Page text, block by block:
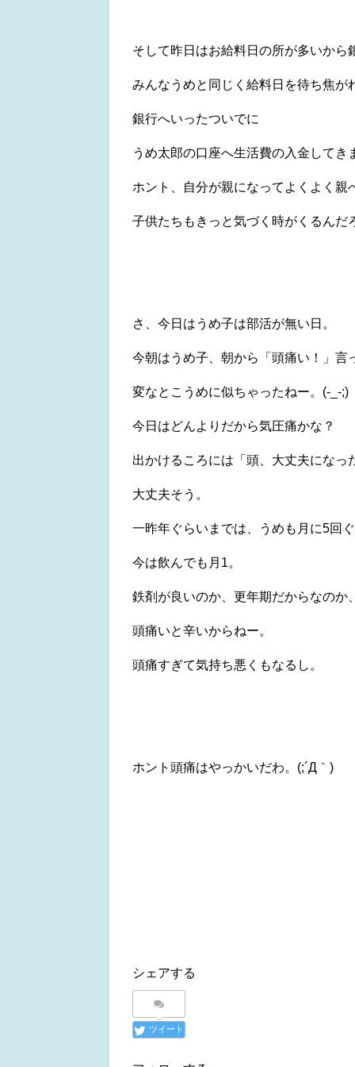
そして昨日はお給料日の所が多いから
みんなうめと同じく給料日を待ち焦が
銀行へいったついでに
うめ太郎の口座へ生活費の入金してき
ホント、自分が親になってよくよく親
子供たちもきっと気づく時がくるんだ
さ、今日はうめ子は部活が無い日。
今朝はうめ子、朝から「頭痛い！」言
変なとこうめに似ちゃったねー。(-_-;)
今日はどんよりだから気圧痛かな？
出かけるころには「頭、大丈夫になっ
大丈夫そう。
一昨年ぐらいまでは、うめも月に5回
今は飲んでも月1。
鉄剤が良いのか、更年期だからなの
頭痛いと辛いからねー。
頭痛すぎて気持ち悪くもなるし。
ホント頭痛はやっかいだわ。(;´Д｀)
シェアする
ツイート